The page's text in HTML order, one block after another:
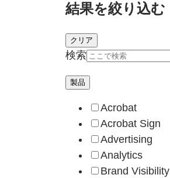
結果を絞り込む
クリア
検索
製品
Acrobat
Acrobat Sign
Advertising
Analytics
Brand Visibility